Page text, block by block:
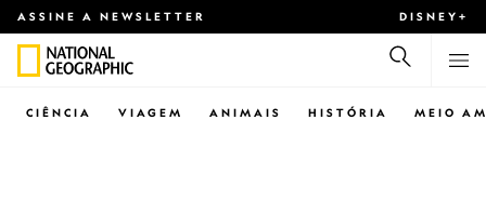
ASSINE A NEWSLETTER DISNEY+
CIÊNCIA VIAGEM ANIMAIS HISTÓRIA MEIO